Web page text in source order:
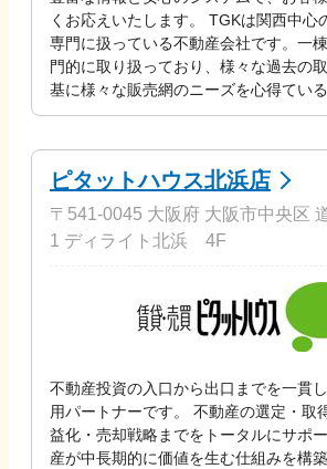
くお応えいたします。 TGKは関西中心
専門に扱っている不動産会社です。一
門的に取り扱っており、様々な過去の
基に様々な販売網のニーズを心得ている
ピタットハウス北浜店
〒541-0045 大阪府 大阪市中央区
1 ディライト北浜 4F
不動産投資の入口から出口までを一貫
用パートナーです。 不動産の選定・取
益化・売却戦略までをトータルにサポ
産が中長期的に価値を生む仕組みを構